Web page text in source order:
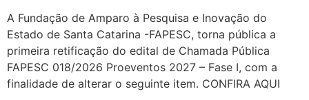
A Fundação de Amparo à Pesquisa e Inovação do
Estado de Santa Catarina -FAPESC, torna pública a
primeira retificação do edital de Chamada Pública
FAPESC 018/2026 Proeventos 2027 – Fase I, com a
finalidade de alterar o seguinte item. CONFIRA AQUI